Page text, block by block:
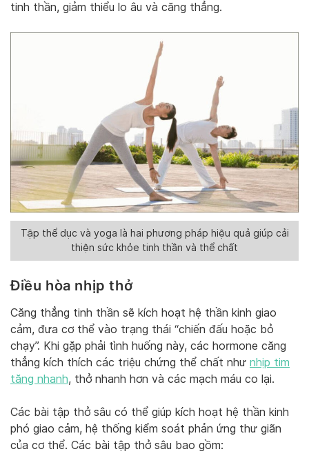
tinh thần, giảm thiểu lo âu và căng thẳng.
Tập thể dục và yoga là hai phương pháp hiệu quả giúp cải
thiện sức khỏe tinh thần và thể chất
Điều hòa nhịp thở
Căng thẳng tinh thần sẽ kích hoạt hệ thần kinh giao
cảm, đưa cơ thể vào trạng thái “chiến đấu hoặc bỏ
chạy”. Khi gặp phải tình huống này, các hormone căng
thẳng kích thích các triệu chứng thể chất như nhịp tim
tăng nhanh, thở nhanh hơn và các mạch máu co lại.
Các bài tập thở sâu có thể giúp kích hoạt hệ thần kinh
phó giao cảm, hệ thống kiểm soát phản ứng thư giãn
của cơ thể. Các bài tập thở sâu bao gồm: